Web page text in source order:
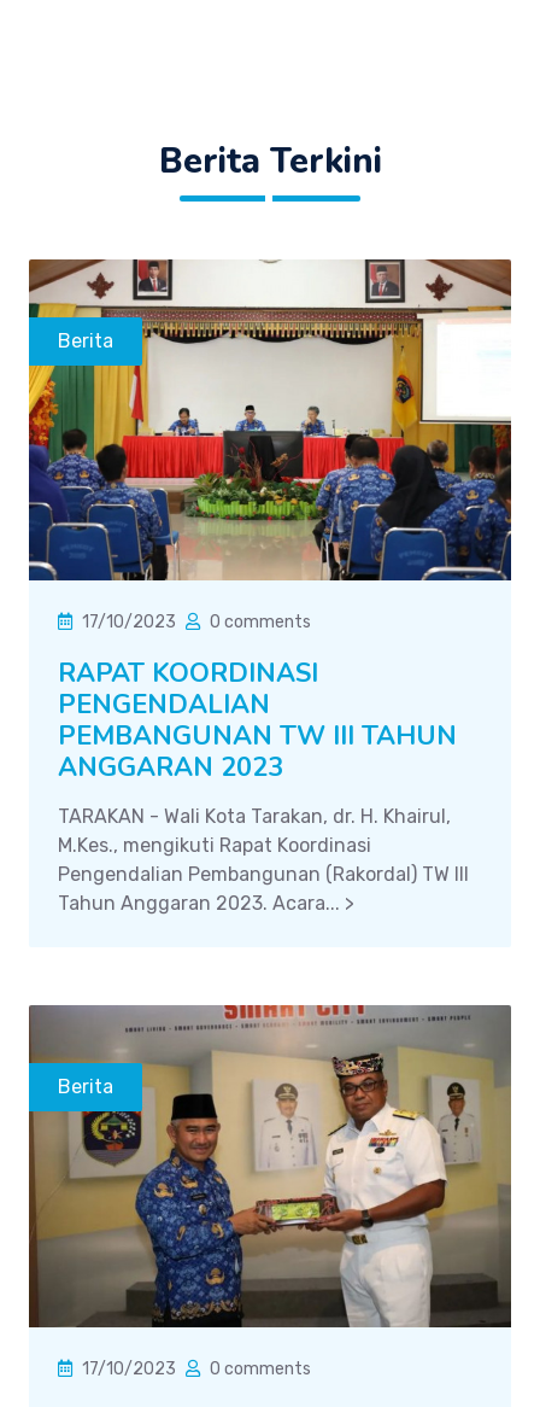
Berita Terkini
Berita
17/10/2023 0 comments
RAPAT KOORDINASI
PENGENDALIAN
PEMBANGUNAN TW III TAHUN
ANGGARAN 2023
TARAKAN - Wali Kota Tarakan, dr. H. Khairul,
M.Kes., mengikuti Rapat Koordinasi
Pengendalian Pembangunan (Rakordal) TW III
Tahun Anggaran 2023. Acara... >
Berita
17/10/2023 0 comments